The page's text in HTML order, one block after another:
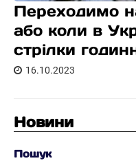
Переходимо
або коли в
стрілки
16.10.2023
Новини
Пошук